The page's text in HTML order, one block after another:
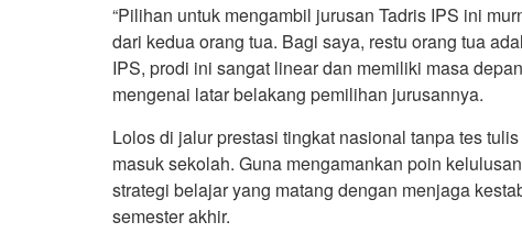
“Pilihan untuk mengambil jurusan Tadris IPS ini
dari kedua orang tua. Bagi saya, restu orang tua
IPS, prodi ini sangat linear dan memiliki masa
mengenai latar belakang pemilihan jurusannya.
Lolos di jalur prestasi tingkat nasional tanpa tes
masuk sekolah. Guna mengamankan poin
strategi belajar yang matang dengan menjaga
semester akhir.